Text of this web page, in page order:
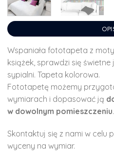
Wspaniała fototapeta z
książek, sprawdzi się
sypialni. Tapeta kolorowa.
Fototapetę możemy
wymiarach i dopasować ją
w dowolnym pomieszczeniu.
Skontaktuj się z nami w celu
wyceny na wymiar.